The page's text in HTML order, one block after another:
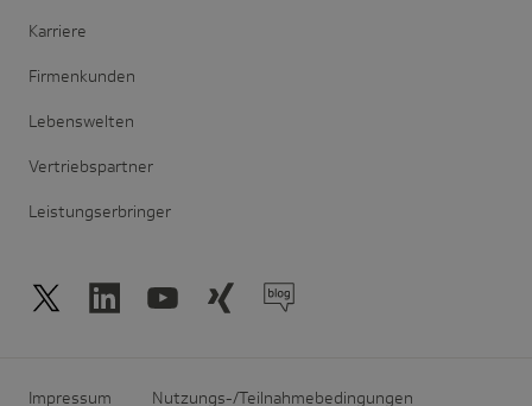
Karriere
Firmenkunden
Lebenswelten
Vertriebspartner
Leistungserbringer
Impressum Nutzungs-/Teilnahmebedingungen